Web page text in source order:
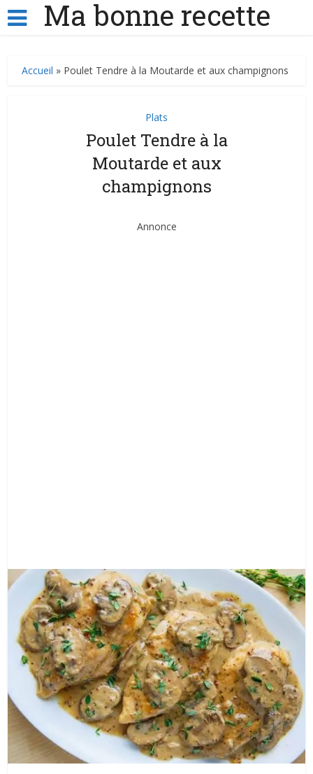
Ma bonne recette
Accueil » Poulet Tendre à la Moutarde et aux champignons
Plats
Poulet Tendre à la
Moutarde et aux
champignons
Annonce